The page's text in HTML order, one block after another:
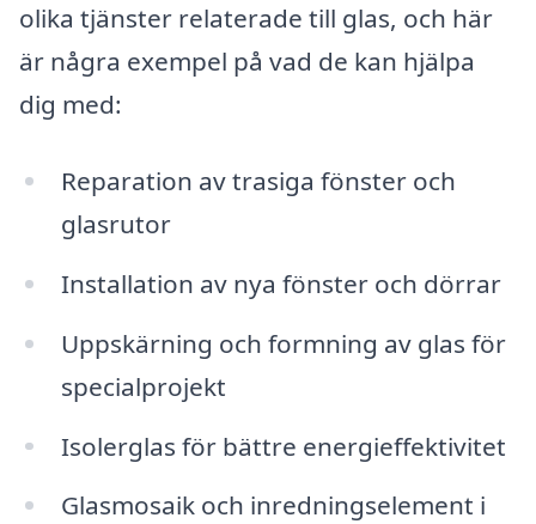
olika tjänster relaterade till glas, och här
är några exempel på vad de kan hjälpa
dig med:
Reparation av trasiga fönster och
glasrutor
Installation av nya fönster och dörrar
Uppskärning och formning av glas för
specialprojekt
Isolerglas för bättre energieffektivitet
Glasmosaik och inredningselement i